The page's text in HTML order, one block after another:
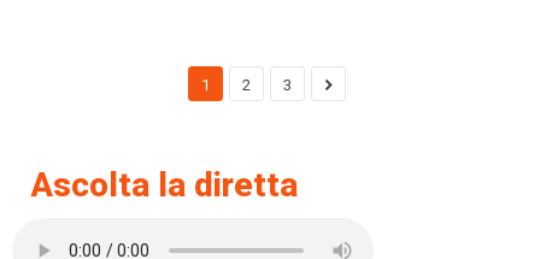
1 2 3
Ascolta la diretta